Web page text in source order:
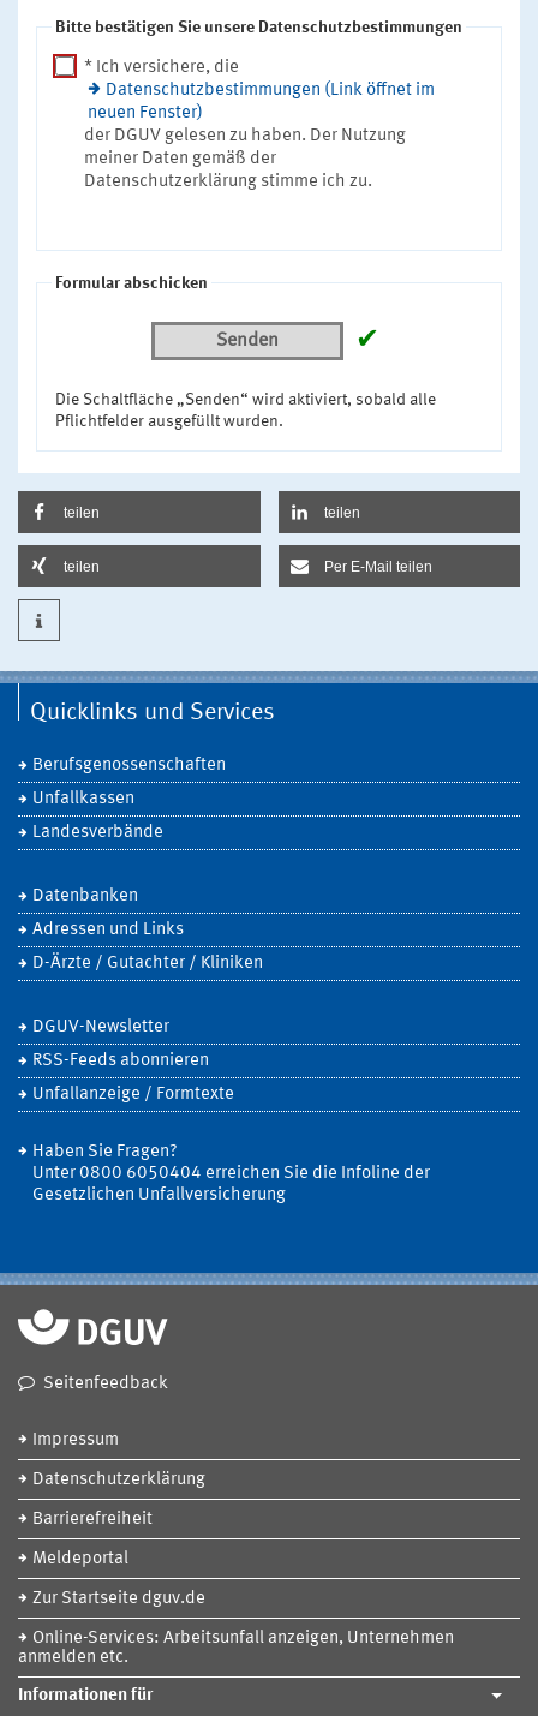
Bitte bestätigen Sie unsere Datenschutzbestimmungen
* Ich versichere, die
Datenschutzbestimmungen (Link öffnet im
neuen Fenster)
der DGUV gelesen zu haben. Der Nutzung
meiner Daten gemäß der
Datenschutzerklärung stimme ich zu.
Formular abschicken
Senden ✔
Die Schaltfläche „Senden“ wird aktiviert, sobald alle
Pflichtfelder ausgefüllt wurden.
teilen teilen
teilen Per E-Mail teilen
Quicklinks und Services
Berufsgenossenschaften
Unfallkassen
Landesverbände
Datenbanken
Adressen und Links
D-Ärzte / Gutachter / Kliniken
DGUV-Newsletter
RSS-Feeds abonnieren
Unfallanzeige / Formtexte
Haben Sie Fragen?
Unter 0800 6050404 erreichen Sie die Infoline der
Gesetzlichen Unfallversicherung
Seitenfeedback
Impressum
Datenschutzerklärung
Barrierefreiheit
Meldeportal
Zur Startseite dguv.de
Online-Services: Arbeitsunfall anzeigen, Unternehmen
anmelden etc.
Informationen für